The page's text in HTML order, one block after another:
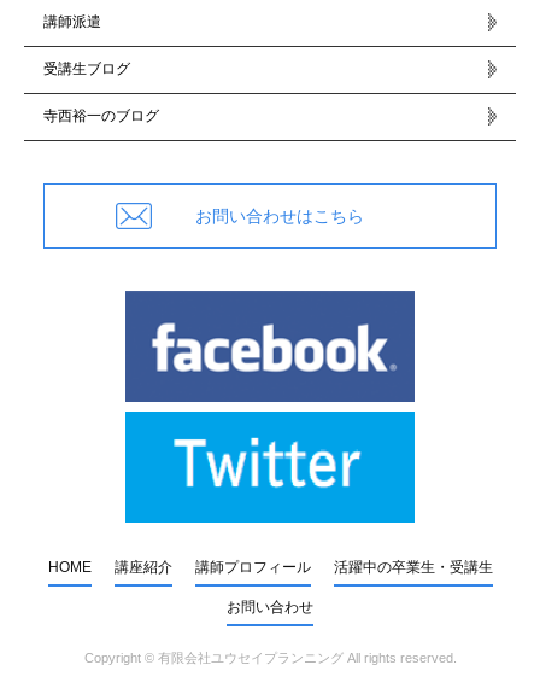
講師派遣
受講生ブログ
寺西裕一のブログ
お問い合わせはこちら
HOME 講座紹介 講師プロフィール 活躍中の卒業生・受講生
お問い合わせ
Copyright © 有限会社ユウセイプランニングAll rights reserved.